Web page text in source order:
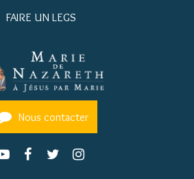
FAIRE UN LEGS
Nous contacter